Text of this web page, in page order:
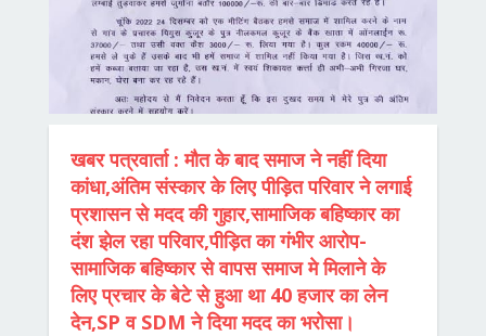
खबर पत्रवार्ता : मौत के बाद समाज ने नहीं दिया
कांधा,अंतिम संस्कार के लिए पीड़ित परिवार ने लगाई
प्रशासन से मदद की गुहार,सामाजिक बहिष्कार का
दंश झेल रहा परिवार,पीड़ित का गंभीर आरोप-
सामाजिक बहिष्कार से वापस समाज मे मिलाने के
लिए प्रचार के बेटे से हुआ था 40 हजार का लेन
देन,SP व SDM ने दिया मदद का भरोसा।